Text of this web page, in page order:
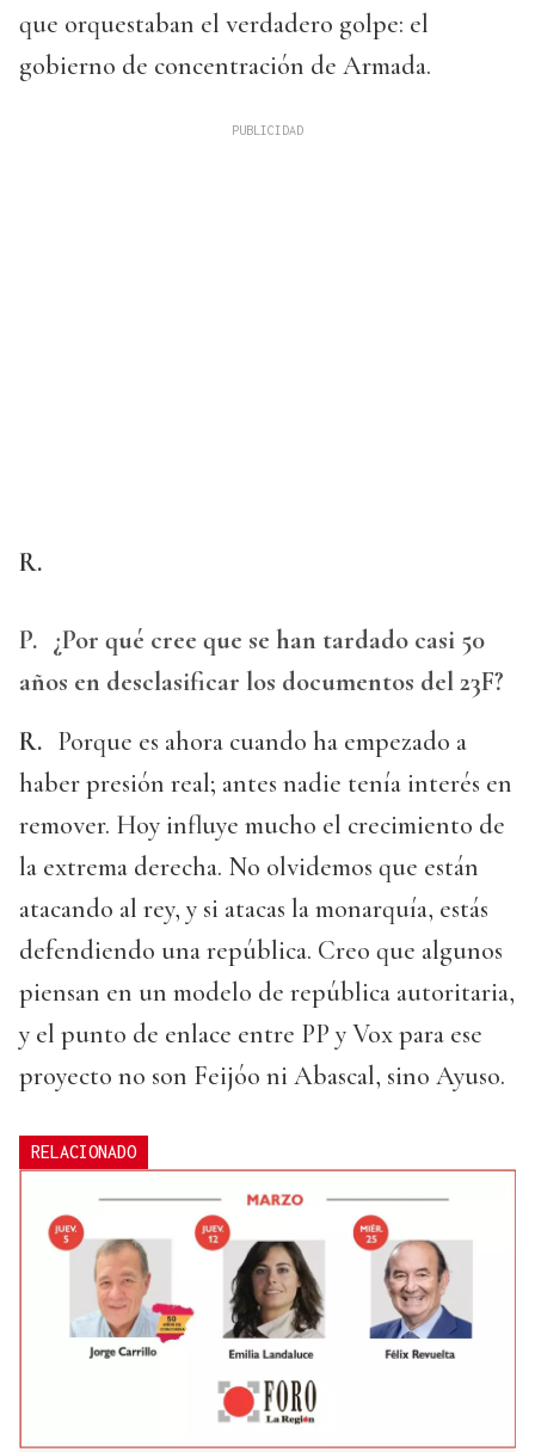
que orquestaban el verdadero golpe: el
gobierno de concentración de Armada.
R.
P. ¿Por qué cree que se han tardado casi 50
años en desclasificar los documentos del 23F?
R. Porque es ahora cuando ha empezado a
haber presión real; antes nadie tenía interés en
remover. Hoy influye mucho el crecimiento de
la extrema derecha. No olvidemos que están
atacando al rey, y si atacas la monarquía, estás
defendiendo una república. Creo que algunos
piensan en un modelo de república autoritaria,
y el punto de enlace entre PP y Vox para ese
proyecto no son Feijóo ni Abascal, sino Ayuso.
RELACIONADO